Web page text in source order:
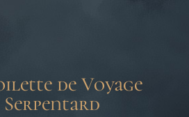
de Voyage